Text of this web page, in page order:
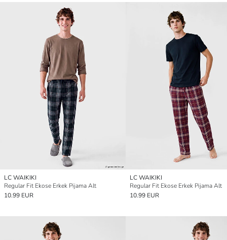
LC WAIKIKI
Regular Fit Ekose Erkek Pijama Alt
10.99 EUR
LC WAIKIKI
Regular Fit Ekose Erkek Pijama Alt
10.99 EUR